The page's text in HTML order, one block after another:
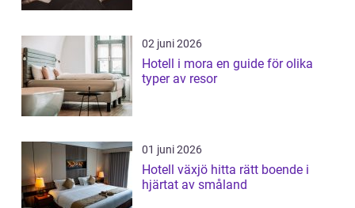
02 juni 2026
Hotell i mora en guide för olika
typer av resor
01 juni 2026
Hotell växjö hitta rätt boende i
hjärtat av småland